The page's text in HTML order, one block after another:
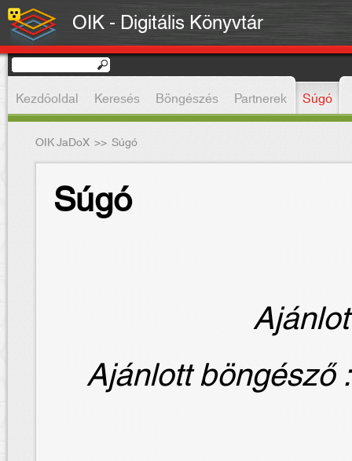
OIK - Digitális Könyvtár
Kezdőoldal Keresés Böngészés Partnerek Súgó
OIK JaDoX >> Súgó
Súgó
Ajánlott böngésző